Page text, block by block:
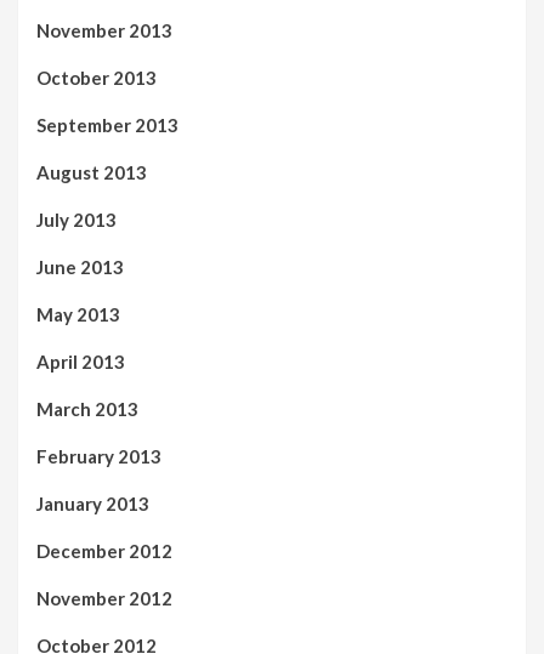
November 2013
October 2013
September 2013
August 2013
July 2013
June 2013
May 2013
April 2013
March 2013
February 2013
January 2013
December 2012
November 2012
October 2012